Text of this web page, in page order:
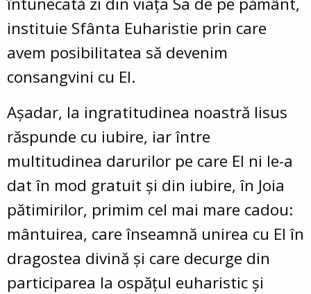
instituie Sfânta Euharistie prin care
avem posibilitatea să devenim
consangvini cu El.
Aşadar, la ingratitudinea noastră Iisus
răspunde cu iubire, iar între
multitudinea darurilor pe care El ni le-a
dat în mod gratuit şi din iubire, în Joia
pătimirilor, primim cel mai mare cadou:
mântuirea, care înseamnă unirea cu El în
dragostea divină şi care decurge din
participarea la ospăţul euharistic şi